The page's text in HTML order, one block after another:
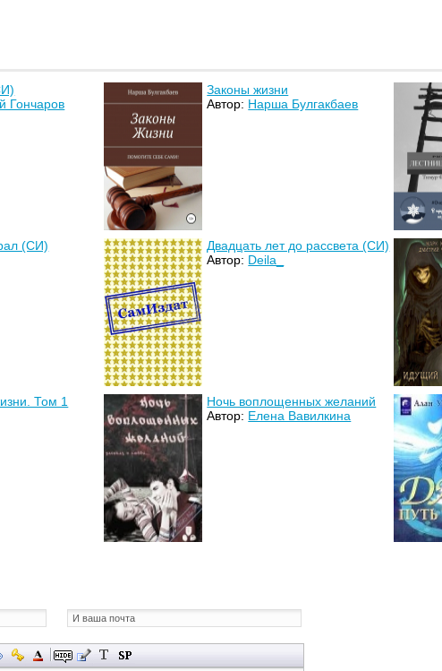
Гончаров
Законы жизни
Автор: Нарша Булгакбаев
(СИ)
Двадцать лет до рассвета (СИ)
Автор: Deila_
Том 1
Ночь воплощенных желаний
Автор: Елена Вавилкина